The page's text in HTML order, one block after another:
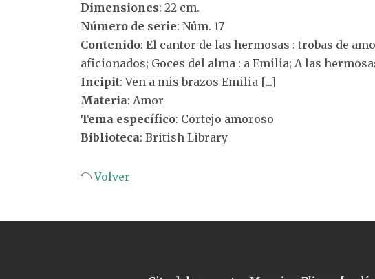
Dimensiones: 22 cm.
Número de serie: Núm. 17
Contenido: El cantor de las hermosas : trobas de
aficionados; Goces del alma : a Emilia; A las
Incipit: Ven a mis brazos Emilia [...]
Materia: Amor
Tema específico: Cortejo amoroso
Biblioteca: British Library
Volver